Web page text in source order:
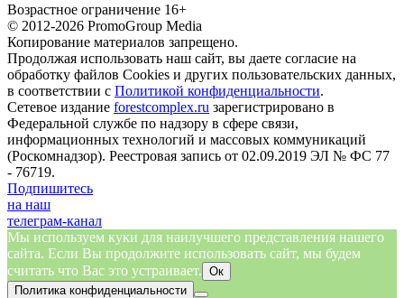
Возрастное ограничение 16+
© 2012-2026 PromoGroup Media
Копирование материалов запрещено.
Продолжая использовать наш сайт, вы даете согласие на
обработку файлов Cookies и других пользовательских данных,
в соответствии с Политикой конфиденциальности.
Сетевое издание forestcomplex.ru зарегистрировано в
Федеральной службе по надзору в сфере связи,
информационных технологий и массовых коммуникаций
(Роскомнадзор). Реестровая запись от 02.09.2019 ЭЛ № ФС 77
- 76719.
Подпишитесь
на наш
телеграм-канал
Мы используем куки для наилучшего представления нашего
сайта. Если Вы продолжите использовать сайт, мы будем
считать что Вас это устраивает. Ок
Политика конфиденциальности